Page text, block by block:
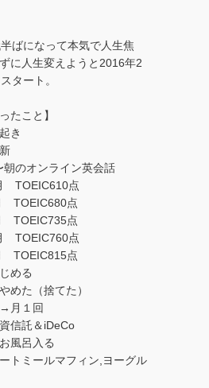
ばになって本気で人生焦
に人生変えようと2016年2
タート。
たこと】
き
朝のオンライン英会話
TOEIC610点
TOEIC680点
TOEIC735点
TOEIC760点
TOEIC815点
める
めた（捨てた）
→月１回
信託＆iDeCo
風呂入る
トミールマフィン,ヨーグル